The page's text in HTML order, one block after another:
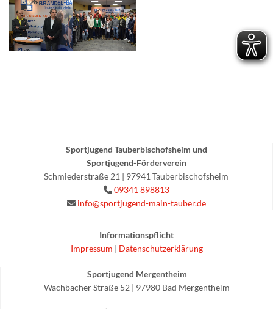
Sportjugend Tauberbischofsheim und
Sportjugend-Förderverein
Schmiederstraße 21 | 97941 Tauberbischofsheim
 09341 898813
 info@sportjugend-main-tauber.de
Informationspflicht
Impressum | Datenschutzerklärung
Sportjugend Mergentheim
Wachbacher Straße 52 | 97980 Bad Mergentheim